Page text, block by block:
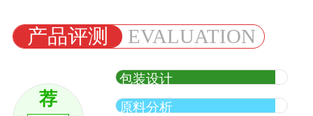
产品评测 EVALUATION
荐
包装设计
原料分析